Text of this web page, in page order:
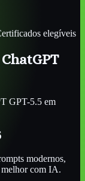
elegíveis
ChatGPT
GPT-5.5 em
modernos,
melhor com IA.